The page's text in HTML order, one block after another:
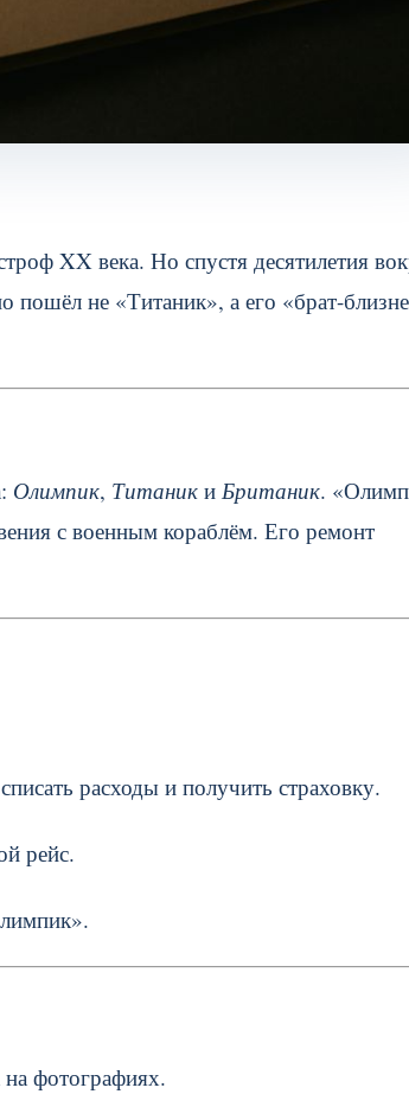
XX века. Но спустя десятилетия
пошёл не «Титаник», а его «брат-
Олимпик, Титаник и Британик.
с военным кораблём. Его ремонт
расходы и получить страховку.
рейс.
фотографиях.